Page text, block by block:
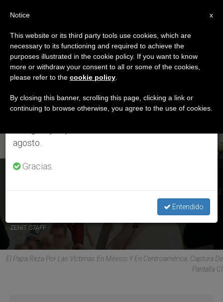
ETIQUETA
Posts Tagged
‘huracán Irma’
ÚLTIMAS NOTICIAS
Cercanía del Papa por las víctimas del terremoto en México
ZENIT STAFF
El Papa Reza Por Las Víctimas En México Y En Centroamérica. Captura De
Pantalla CI
×
Aviso importante
Del 27 de julio al 7 de agosto haremos la pausa
anual, aprovechando que en el periodo de verano
se generan menos informaciones y también el
agosto.
Gracias.
Entendido
x
Notice
This website or its third party tools use cookies, which are
necessary to its functioning and required to achieve the
purposes illustrated in the cookie policy. If you want to know
more or withdraw your consent to all or some of the cookies,
please refer to the cookie policy
By closing this banner, scrolling this page, clicking a link or
continuing to browse otherwise, you agree to the use of cookies.